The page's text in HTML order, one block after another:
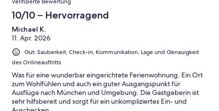
plan to go back and stay at Lydia’s place again!! That was the
favorite part of our trip!! Germany was great!! But it was so nice
to have a great place to return to after our adventures. I would
highly recommend staying in this place. We will be back!!!
Verifizierte Bewertung
10/10 – Hervorragend
Michael K.
11. Apr. 2026
Gut: Sauberkeit, Check-in, Kommunikation, Lage und Genauigkeit
des Onlineauftritts
Was für eine wunderbar eingerichtete Ferienwohnung. Ein Ort
zum Wohlfühlen und auch ein guter Ausgangspunkt für
Ausflüge nach München und Umgebung. Die Gastgeberin ist
sehr hilfsbereit und sorgt für ein unkompliziertes Ein- und